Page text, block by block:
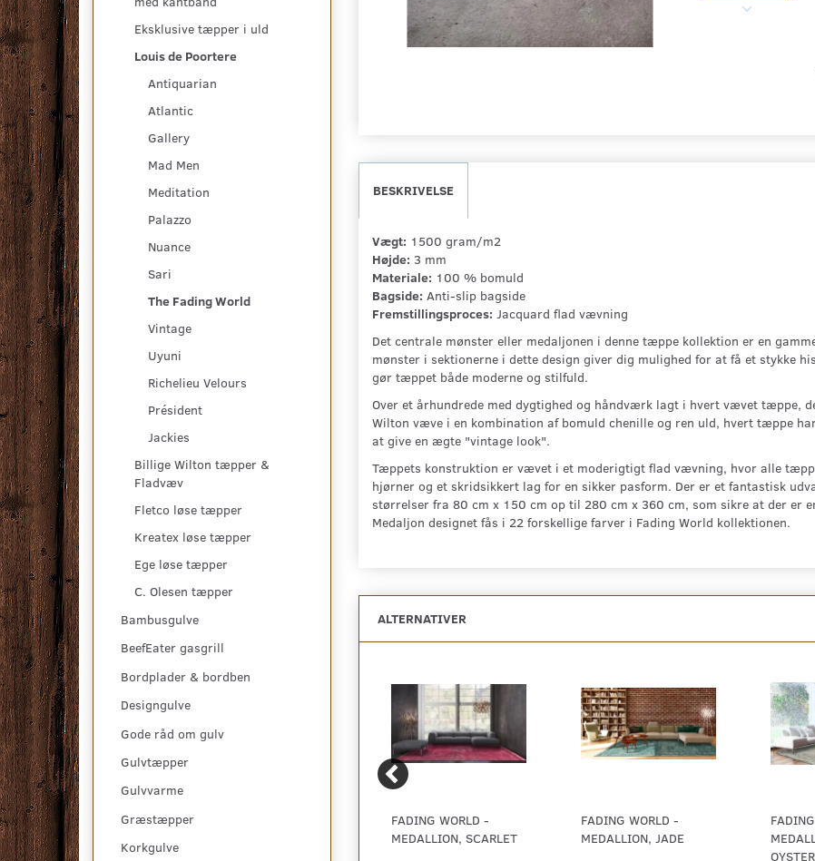
Eksklusive tæpper i uld
Louis de Poortere
Antiquarian
Atlantic
Gallery
Mad Men
Meditation
Palazzo
Nuance
Sari
The Fading World
Vintage
Uyuni
Richelieu Velours
Président
Jackies
Billige Wilton tæpper &
Fladvæv
Fletco løse tæpper
Kreatex løse tæpper
Ege løse tæpper
C. Olesen tæpper
Bambusgulve
BeefEater gasgrill
Bordplader & bordben
Designgulve
Gode råd om gulv
Gulvtæpper
Gulvvarme
Græstæpper
Korkgulve
BESKRIVELSE
Vægt: 1500 gram/m2
Højde: 3 mm
Materiale: 100 % bomuld
Bagside: Anti-slip bagside
Fremstillingsproces: Jacquard flad vævning
Det centrale mønster eller medaljonen i denne tæppe kollektion er en
mønster i sektionerne i dette design giver dig mulighed for at få et stykke
gør tæppet både moderne og stilfuld.
Over et århundrede med dygtighed og håndværk lagt i hvert vævet tæppe,
Wilton væve i en kombination af bomuld chenille og ren uld, hvert tæppe
at give en ægte "vintage look".
Tæppets konstruktion er vævet i et moderigtigt flad vævning, hvor alle
hjørner og et skridsikkert lag for en sikker pasform. Der er et fantastisk
størrelser fra 80 cm x 150 cm op til 280 cm x 360 cm, som sikre at der er
Medaljon designet fås i 22 forskellige farver i Fading World kollektionen.
ALTERNATIVER
FADING WORLD -
BABYLON, SHERBET
FADING WORLD -
MEDALLION, SCARLET
FADING WORLD -
MEDALLION, JADE
OYSTER